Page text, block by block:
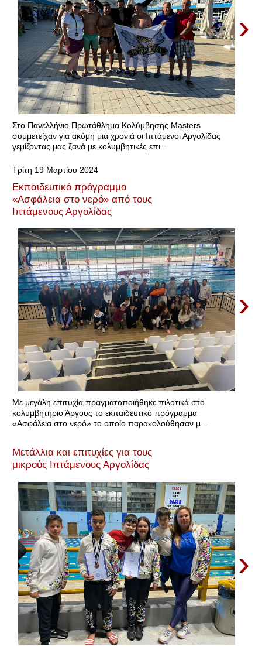
›
Στο Πανελλήνιο Πρωτάθλημα Κολύμβησης Masters
συμμετείχαν για ακόμη μια χρονιά οι Ιπτάμενοι Αργολίδας
γεμίζοντας μας ξανά με κολυμβητικές επι...
Τρίτη 19 Μαρτίου 2024
Εκπαιδευτικό πρόγραμμα
«Ασφάλεια στο νερό» από τους
Ιπτάμενους Αργολίδας
›
Με μεγάλη επιτυχία πραγματοποιήθηκε πιλοτικά στο
κολυμβητήριο Άργους το εκπαιδευτικό πρόγραμμα
«Ασφάλεια στο νερό» το οποίο παρακολούθησαν μ...
Μετάλλια και επιτυχίες για τους
μικρούς Ιπτάμενους Αργολίδας
›